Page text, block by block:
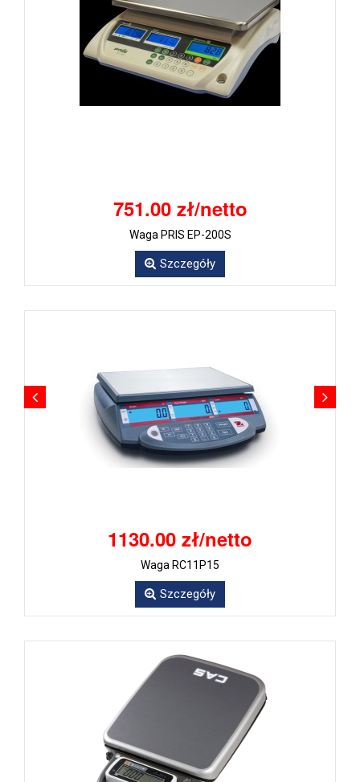
751.00 zł/netto
Waga PRIS EP-200S
Szczegóły
1130.00 zł/netto
Waga RC11P15
Szczegóły